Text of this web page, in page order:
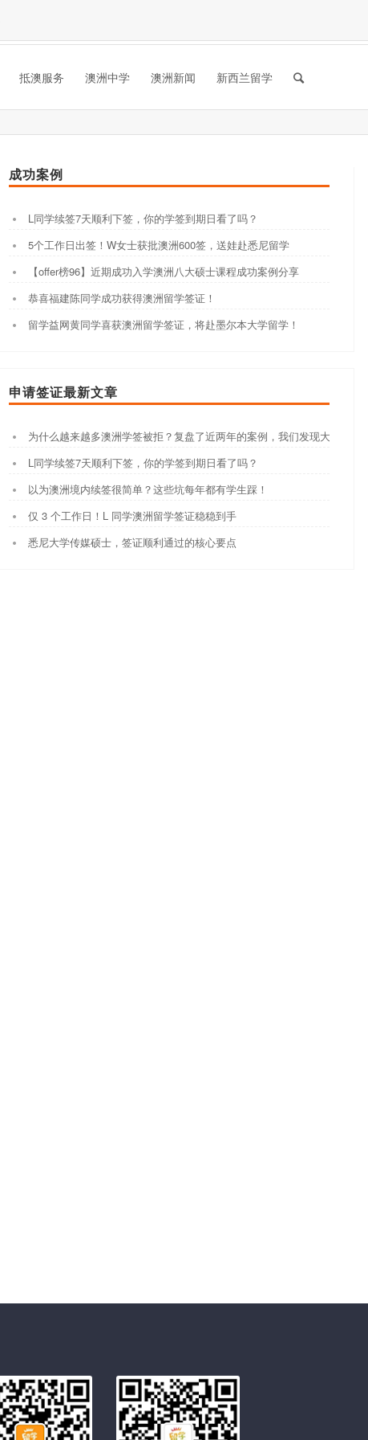
抵澳服务 澳洲中学 澳洲新闻 新西兰留学
成功案例
L同学续签7天顺利下签，你的学签到期日看了吗？
5个工作日出签！W女士获批澳洲600签，送娃赴悉尼留学
【offer榜96】近期成功入学澳洲八大硕士课程成功案例分享
恭喜福建陈同学成功获得澳洲留学签证！
留学益网黄同学喜获澳洲留学签证，将赴墨尔本大学留学！
申请签证最新文章
为什么越来越多澳洲学签被拒？复盘了近两年的案例，我们发现大家都踩
L同学续签7天顺利下签，你的学签到期日看了吗？
以为澳洲境内续签很简单？这些坑每年都有学生踩！
仅 3 个工作日！L 同学澳洲留学签证稳稳到手
悉尼大学传媒硕士，签证顺利通过的核心要点